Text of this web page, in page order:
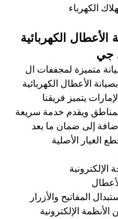
الكهرباء
الكهربائية
جي
متميزة لمجففات ال
الأعطال الكهربائية
يتميز فريقنا
ويقدم خدمة سريعة
إلى ضمان ما بعد
الغيار الأصلية
الإلكترونية
المفاتيح والأزرار
الأنظمة الإلكترونية